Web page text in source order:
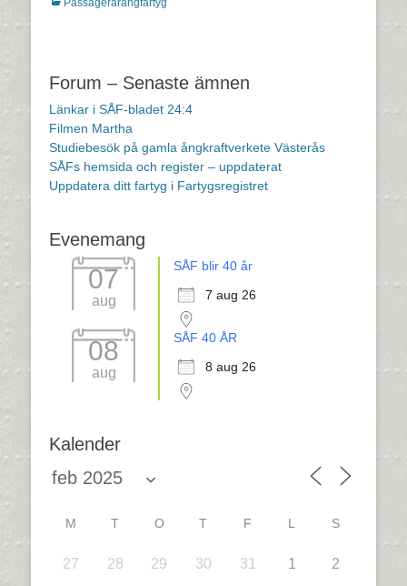
Forum – Senaste ämnen
Länkar i SÅF-bladet 24:4
Filmen Martha
Studiebesök på gamla ångkraftverkete Västerås
SÅFs hemsida och register – uppdaterat
Uppdatera ditt fartyg i Fartygsregistret
Evenemang
07
aug
SÅF blir 40 år
7 aug 26
08
aug
SÅF 40 ÅR
8 aug 26
Kalender
M T O T F L S
27 28 29 30 31 1 2